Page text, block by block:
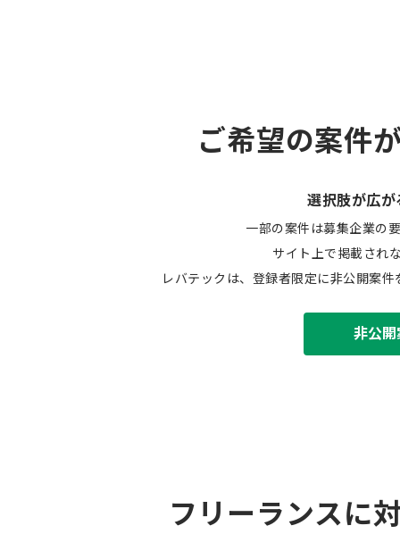
ご希望の案件
選択肢が広が
一部の案件は募集企業の
サイト上で掲載され
レバテックは、登録者限定に非公開案
非公
フリーランスに